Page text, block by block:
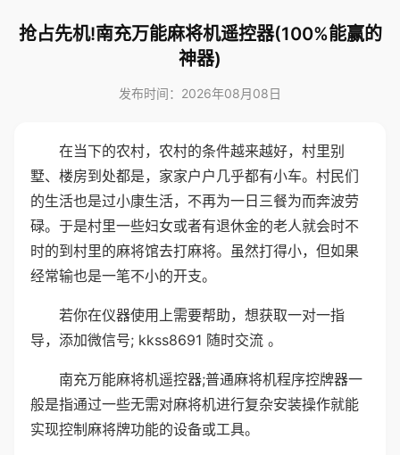
抢占先机!南充万能麻将机遥控器(100%能赢的
神器)
发布时间：2026年08月08日
在当下的农村，农村的条件越来越好，村里别
墅、楼房到处都是，家家户户几乎都有小车。村民们
的生活也是过小康生活，不再为一日三餐为而奔波劳
碌。于是村里一些妇女或者有退休金的老人就会时不
时的到村里的麻将馆去打麻将。虽然打得小，但如果
经常输也是一笔不小的开支。
若你在仪器使用上需要帮助，想获取一对一指
导，添加微信号; kkss8691 随时交流 。
南充万能麻将机遥控器;普通麻将机程序控牌器一
般是指通过一些无需对麻将机进行复杂安装操作就能
实现控制麻将牌功能的设备或工具。